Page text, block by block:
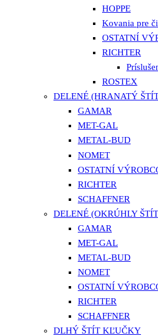
HOPPE
Kovania pre
OSTATNÍ
RICHTER
ROSTEX
DELENÉ (HRANATÝ
GAMAR
MET-GAL
METAL-BUD
NOMET
OSTATNÍ
RICHTER
SCHAFFNER
DELENÉ (OKRÚHLY
GAMAR
MET-GAL
METAL-BUD
NOMET
OSTATNÍ
RICHTER
SCHAFFNER
DLHÝ ŠTÍT KĽUČKY